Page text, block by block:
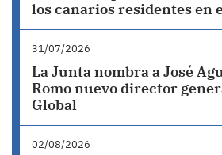
los canarios residentes en
31/07/2026
La Junta nombra a José
Romo nuevo director
Global
02/08/2026